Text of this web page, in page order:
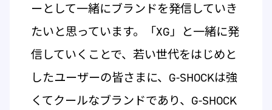
ーとして一緒にブランドを発信していき
たいと思っています。「XG」と一緒に発
信していくことで、若い世代をはじめと
したユーザーの皆さまに、G-SHOCKは強
くてクールなブランドであり、G-SHOCK